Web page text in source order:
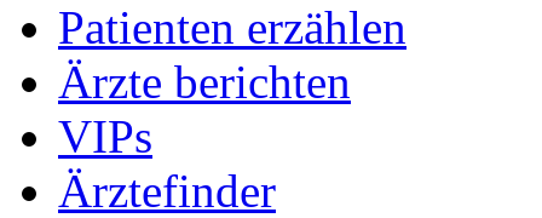
Patienten erzählen
Ärzte berichten
VIPs
Ärztefinder